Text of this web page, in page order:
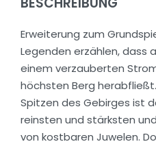
Erweiterung zum
Legenden erzählen, dass
einem verzauberten
höchsten Berg
Spitzen des Gebirges ist
reinsten und stärksten
von kostbaren Juwelen.